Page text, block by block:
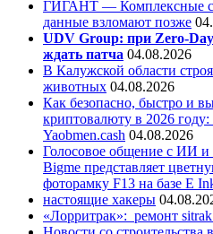
ГИГАНТ — Комплексные
данные взломают позже
UDV Group: при Zero-
ждать патча 04.08.2026
В Калужской области
животных 04.08.2026
Как безопасно, быстро и
криптовалюту в 2026
Yaobmen.cash 04.08.2026
Голосовое общение с ИИ и
Bigme представляет
фоторамку F13 на базе E
настоящие хакеры
«Лорритрак»: ремонт